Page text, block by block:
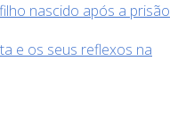
nascido após a prisão
e os seus reflexos na